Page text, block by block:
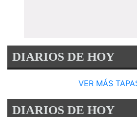
DIARIOS DE HOY
VER MÁS
DIARIOS DE HOY